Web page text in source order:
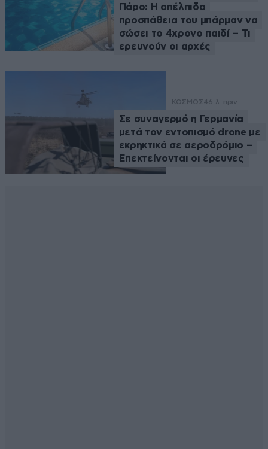
Πάρο: Η απέλπιδα
προσπάθεια του μπάρμαν να
σώσει το 4χρονο παιδί – Τι
ερευνούν οι αρχές
ΚΟΣΜΟΣ46 λ. πριν
Σε συναγερμό η Γερμανία
μετά τον εντοπισμό drone με
εκρηκτικά σε αεροδρόμιο –
Επεκτείνονται οι έρευνες